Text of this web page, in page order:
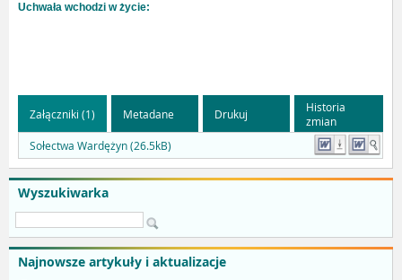
Wyszukiwarka
Najnowsze artykuły i aktualizacje
Uchwała wchodzi w życie:
Załączniki (1) Metadane Drukuj
Historia
zmian
Sołectwa Wardężyn (26.5kB)